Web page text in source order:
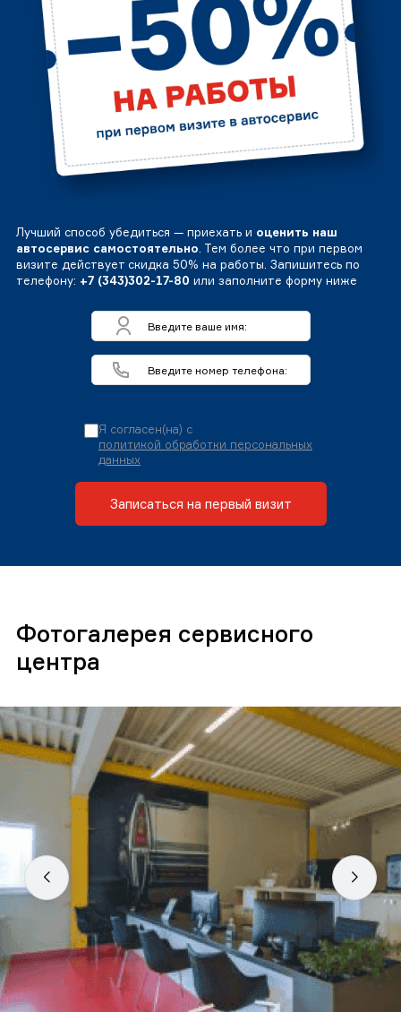
Лучший способ убедиться — приехать и оценить наш
автосервис самостоятельно. Тем более что при первом
визите действует скидка 50% на работы. Запишитесь по
телефону: +7 (343)302-17-80 или заполните форму ниже
Я согласен(на) с
политикой обработки персональных
данных
Записаться на первый визит
Фотогалерея сервисного
центра